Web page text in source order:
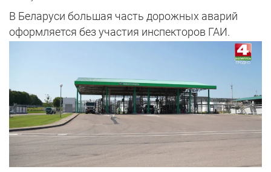
В Беларуси большая часть дорожных аварий
оформляется без участия инспекторов ГАИ.